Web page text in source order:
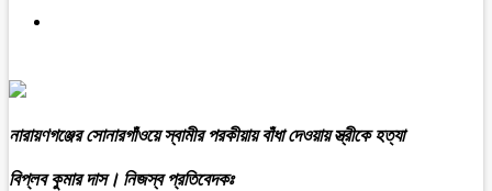
নারায়ণগঞ্জের সোনারগাঁওয়ে স্বামীর পরকীয়ায় বাঁধা দেওয়ায় স্ত্রীকে হত্যা
বিপ্লব কুমার দাস। নিজস্ব প্রতিবেদকঃ